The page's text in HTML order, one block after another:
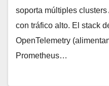
soporta múltiples
con tráfico alto. El stack
OpenTelemetry
Prometheus…